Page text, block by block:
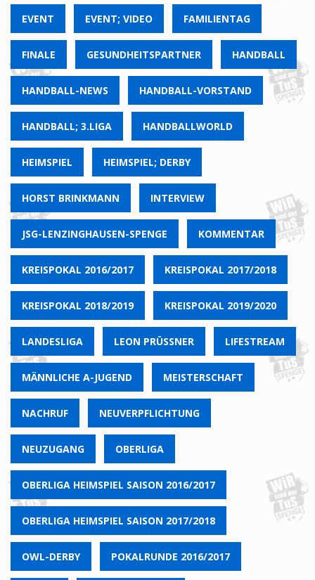
EVENT EVENT; VIDEO FAMILIENTAG
FINALE GESUNDHEITSPARTNER HANDBALL
HANDBALL-NEWS HANDBALL-VORSTAND
HANDBALL; 3.LIGA HANDBALLWORLD
HEIMSPIEL HEIMSPIEL; DERBY
HORST BRINKMANN INTERVIEW
JSG-LENZINGHAUSEN-SPENGE KOMMENTAR
KREISPOKAL 2016/2017 KREISPOKAL 2017/2018
KREISPOKAL 2018/2019 KREISPOKAL 2019/2020
LANDESLIGA LEON PRÜSSNER LIFESTREAM
MÄNNLICHE A-JUGEND MEISTERSCHAFT
NACHRUF NEUVERPFLICHTUNG
NEUZUGANG OBERLIGA
OBERLIGA HEIMSPIEL SAISON 2016/2017
OBERLIGA HEIMSPIEL SAISON 2017/2018
OWL-DERBY POKALRUNDE 2016/2017